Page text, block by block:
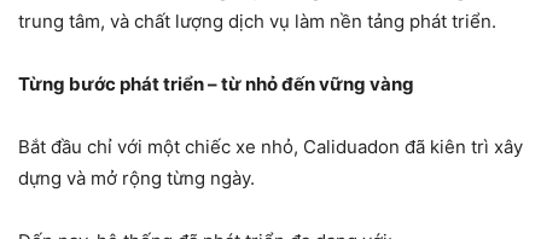
trung tâm, và chất lượng dịch vụ làm nền tảng phát triển.
Từng bước phát triển – từ nhỏ đến vững vàng
Bắt đầu chỉ với một chiếc xe nhỏ, Caliduadon đã kiên trì xây
dựng và mở rộng từng ngày.